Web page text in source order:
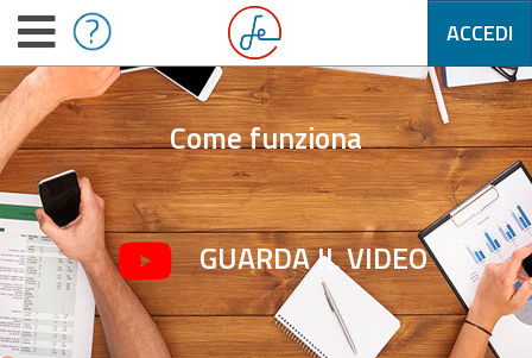
ACCEDI
Come funziona
GUARDA IL VIDEO